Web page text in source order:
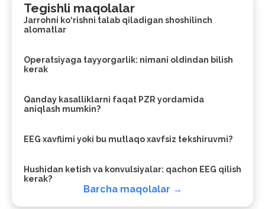
Tegishli maqolalar
Jarrohni ko‘rishni talab qiladigan shoshilinch
alomatlar
Operatsiyaga tayyorgarlik: nimani oldindan bilish
kerak
Qanday kasalliklarni faqat PZR yordamida
aniqlash mumkin?
EEG xavflimi yoki bu mutlaqo xavfsiz tekshiruvmi?
Hushidan ketish va konvulsiyalar: qachon EEG qilish
kerak?
Barcha maqolalar →